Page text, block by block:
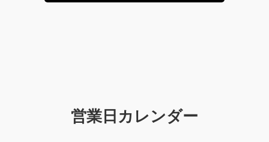
営業日カレンダー